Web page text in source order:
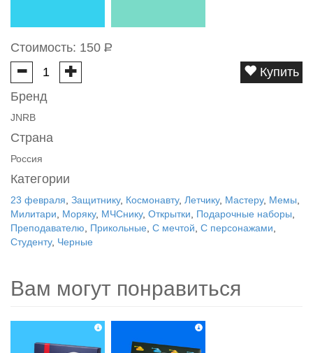
Стоимость: 150 Р
Купить
Бренд
JNRB
Страна
Россия
Категории
23 февраля Защитнику, Космонавту, Летчику, Мастеру, Мемы
Милитари
Моряку, МЧСнику, Открытки Подарочные наборы
Преподавателю
Прикольные С мечтой С персонажами
Студенту, Черные
Вам могут понравиться